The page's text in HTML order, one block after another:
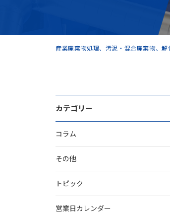
産業廃棄物処理、汚泥・混合廃棄物、
カテゴリー
コラム
その他
トピック
営業日カレンダー